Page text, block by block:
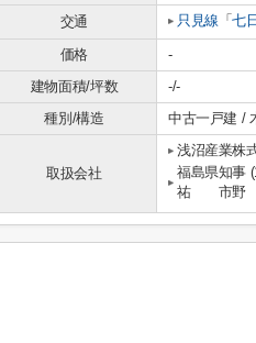
交通
只見線 「七
価格 -
建物面積/坪数
-/-
種別/構造
中古一戸建 /
取扱会社
浅沼産業株
福島県知
祐 市野